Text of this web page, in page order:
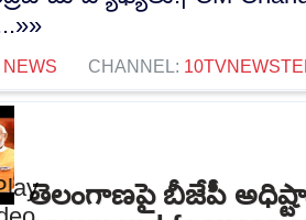
NEWS CHANNEL:
తెలంగాణపై బీజేపీ